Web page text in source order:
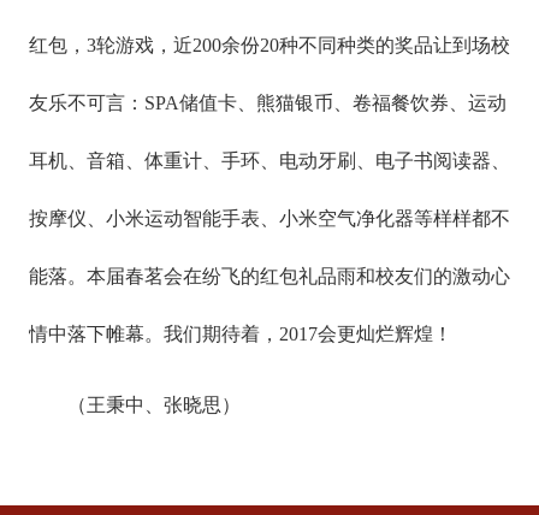
红包，3轮游戏，近200余份20种不同种类的奖品让到场校
友乐不可言：SPA储值卡、熊猫银币、卷福餐饮券、运动
耳机、音箱、体重计、手环、电动牙刷、电子书阅读器、
按摩仪、小米运动智能手表、小米空气净化器等样样都不
能落。本届春茗会在纷飞的红包礼品雨和校友们的激动心
情中落下帷幕。我们期待着，2017会更灿烂辉煌！
（王秉中、张晓思）